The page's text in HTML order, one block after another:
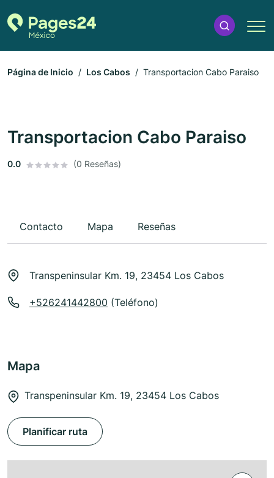
Página de Inicio Los Cabos Transportacion Cabo Paraiso
Transportacion Cabo Paraiso
0.0 (0 Reseñas)
Contacto Mapa Reseñas
Transpeninsular Km. 19, 23454 Los Cabos
+526241442800 (Teléfono)
Mapa
Transpeninsular Km. 19, 23454 Los Cabos
Planificar ruta